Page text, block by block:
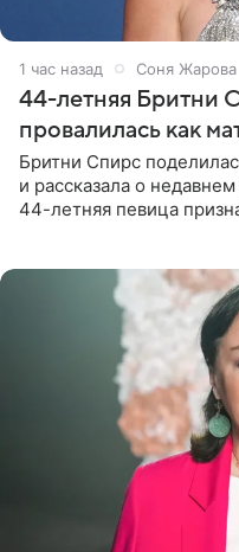
1 час назад Соня Жарова
44-летняя Бритни
провалилась как
Бритни Спирс
и рассказала о
44-летняя певица